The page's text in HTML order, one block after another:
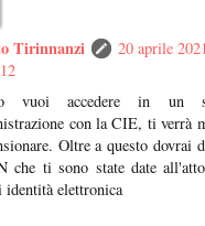
Tirinnanzi
20 aprile
vuoi accedere in un
con la CIE, ti verrà
Oltre a questo dovrai
che ti sono state date
identità elettronica